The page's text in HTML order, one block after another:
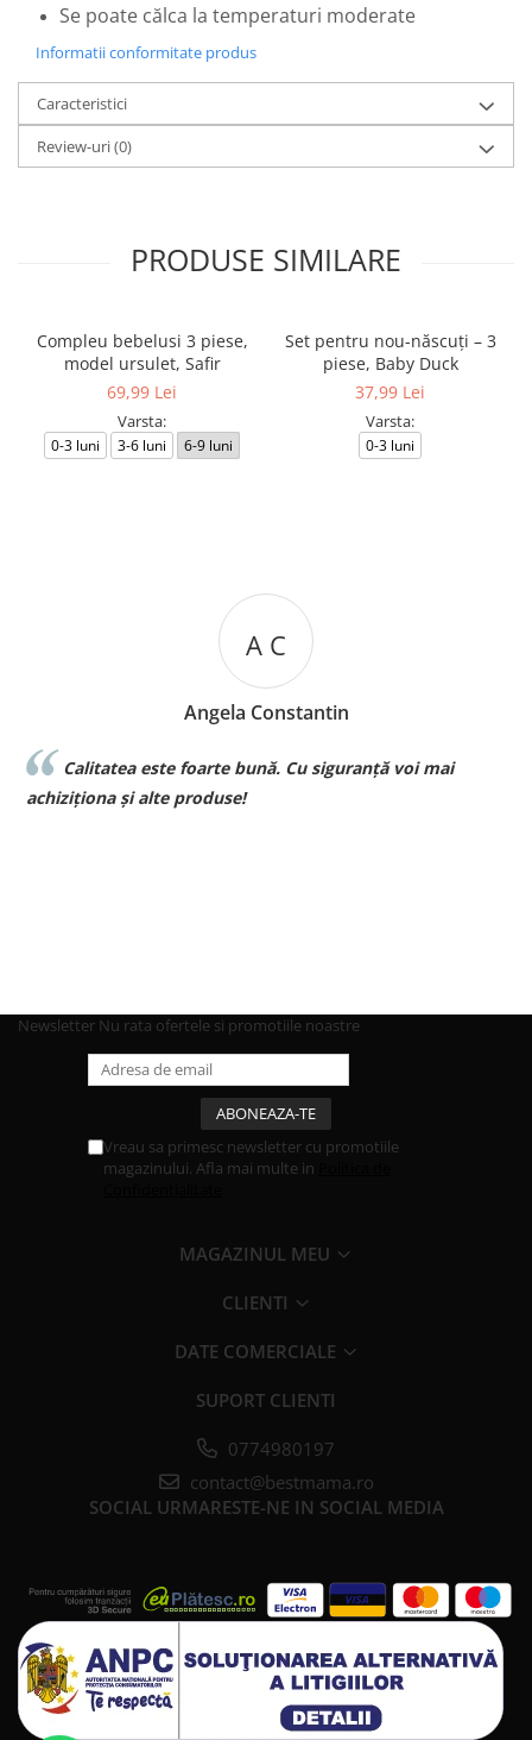
Se poate călca la temperaturi moderate
Informatii conformitate produs
Caracteristici
Review-uri(0)
PRODUSE SIMILARE
Compleu bebelusi 3 piese,
model ursulet, Safir
69,99 Lei
Varsta:
0-3 luni 3-6 luni 6-9 luni
Set pentru nou-născuți – 3
piese, Baby Duck
37,99 Lei
Varsta:
0-3 luni
A C
Angela Constantin
Calitatea este foarte bună. Cu siguranță voi mai
achiziționa și alte produse!
Newsletter Nu rata ofertele si promotiile noastre
Vreau sa primesc newsletter cu promotiile
magazinului. Afla mai multe in
MAGAZINUL MEU
CLIENTI
DATE COMERCIALE
SUPORT CLIENTI
0774980197
contact@bestmama.ro
SOCIAL URMARESTE-NE IN SOCIAL MEDIA